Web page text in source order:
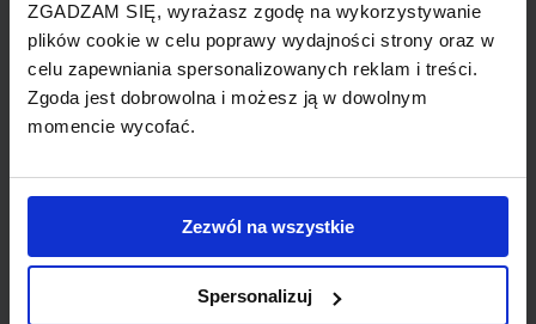
ZGADZAM SIĘ, wyrażasz zgodę na wykorzystywanie
plików cookie w celu poprawy wydajności strony oraz w
celu zapewniania spersonalizowanych reklam i treści.
Zgoda jest dobrowolna i możesz ją w dowolnym
momencie wycofać.
Zezwól na wszystkie
Spersonalizuj
Na lotnisku można wynająć samochód od
następujących firm: 4Rent, Hertz, Sixt,
Europcar, Loran Rent a Car, Gotur Trans
Group. Biura przedstawicieli znajdują się w
Informacja lotniskowa
numerem infolinii (+373 22) 525 111 oraz w